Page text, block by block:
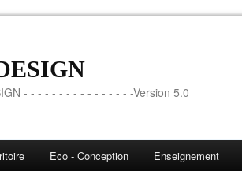
- - - - - - - - - - - - - - - -Version 5.0
Eco - Conception Enseignement